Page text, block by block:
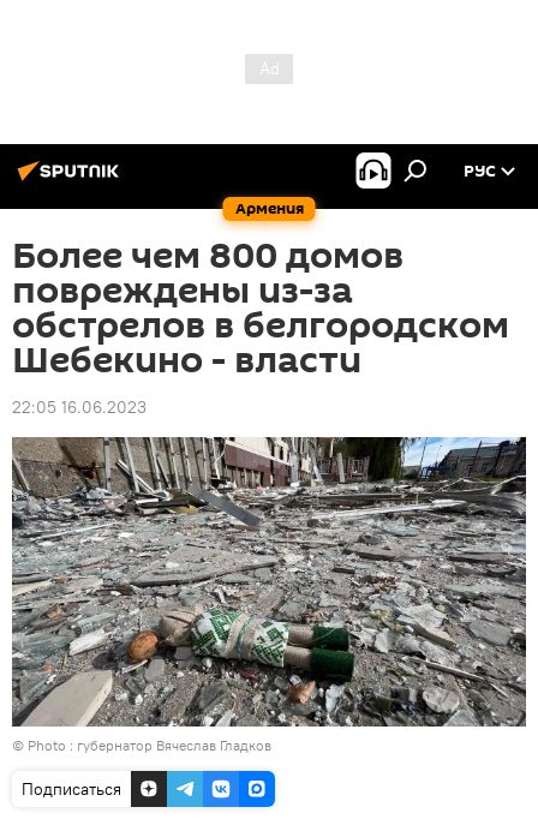
Армения
РУС
Более чем 800 домoв
повреждены из-за
обстрелов в белгородском
Шебекино - власти
22:05 16.06.2023
© Photo : губернатор Вячеслав Гладков
Подписаться